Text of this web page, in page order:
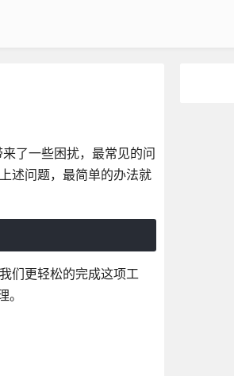
了一些困扰，最常见的问
述问题，最简单的办法就
们更轻松的完成这项工